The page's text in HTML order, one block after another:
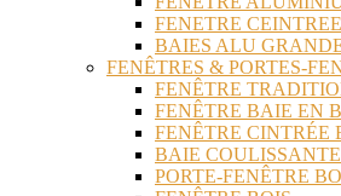
FENETRE
BAIES ALU
FENÊTRES & PORTES-
FENÊTRE
FENÊTRE BAIE EN
FENÊTRE CINTRÉE
BAIE
PORTE-FENÊTRE